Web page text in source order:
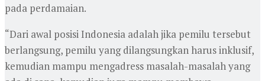
pada perdamaian.
“Dari awal posisi Indonesia adalah jika pemilu tersebut
berlangsung, pemilu yang dilangsungkan harus inklusif,
kemudian mampu mengadress masalah-masalah yang